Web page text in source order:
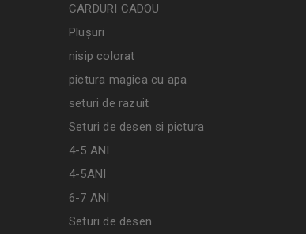
CARDURI CADOU
Plușuri
nisip colorat
pictura magica cu apa
seturi de razuit
Seturi de desen si pictura
4-5 ANI
4-5ANI
6-7 ANI
Seturi de desen